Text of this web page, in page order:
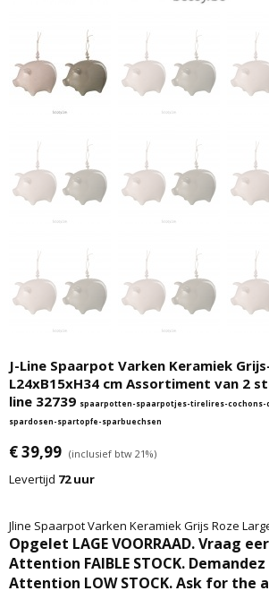
J-Line Spaarpot Varken Keramiek
L24xB15xH34 cm Assortiment van 2
line 32739 spaarpotten-spaarpotjes-tirelires-cochons-
spardosen-spartopfe-sparbuechsen
€ 39,99 (inclusief btw 21%)
Levertijd 72 uur
Jline Spaarpot Varken Keramiek Grijs Roze
Opgelet LAGE VOORRAAD. Vraag
Attention FAIBLE STOCK.
Attention LOW STOCK. Ask for the